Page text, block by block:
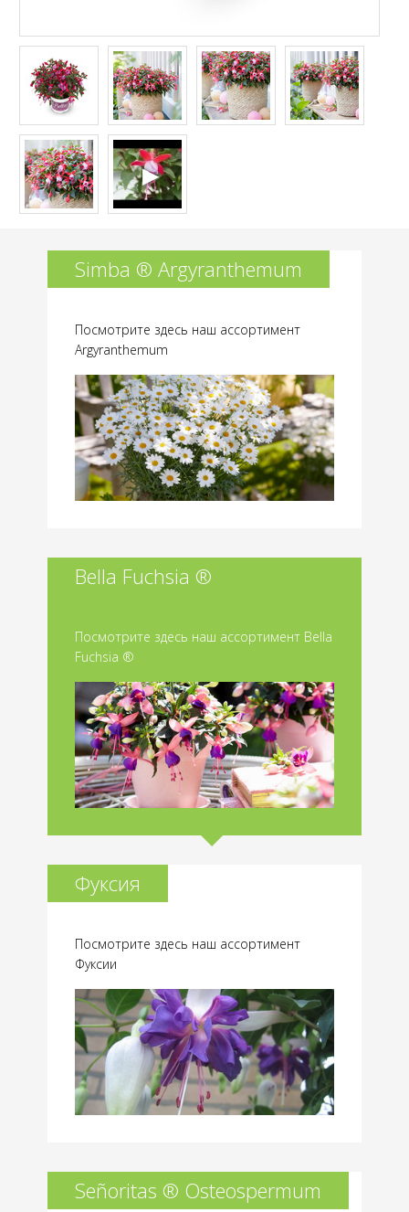
Simba ® Argyranthemum
Посмотрите здесь наш ассортимент
Argyranthemum
Bella Fuchsia ®
Посмотрите здесь наш ассортимент Bella
Fuchsia ®
Фуксия
Посмотрите здесь наш ассортимент
Фуксии
Señoritas ® Osteospermum